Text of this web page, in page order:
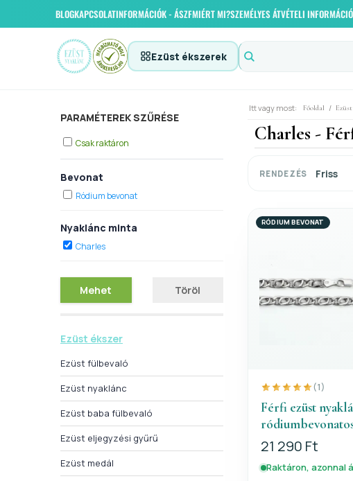
BLOGKAPCSOLATINFORMÁCIÓK - ÁSZFMIÉRT MI?SZEMÉLYES ÁTVÉTELI
Ezüst ékszerek
PARAMÉTEREK SZŰRÉSE
Csak raktáron
Bevonat
Ródium bevonat
Nyaklánc minta
Charles
Mehet Töröl
Ezüst ékszer
Ezüst fülbevaló
Ezüst nyaklánc
Ezüst baba fülbevaló
Ezüst eljegyzési gyűrű
Ezüst medál
Itt vagy most: Főoldal /
Charles -
RENDEZÉS Friss
RÓDIUM BEVONAT
(1)
Férfi ezüst
21 290 Ft
Raktáron, azonnal